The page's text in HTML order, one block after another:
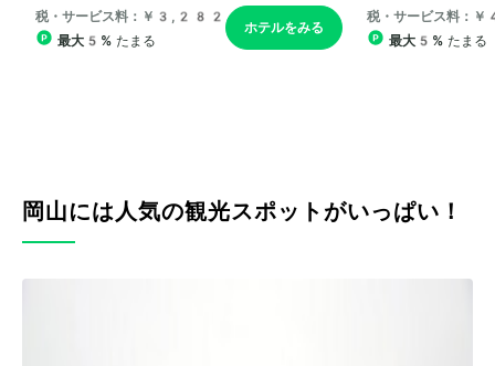
岡山には人気の観光スポットがいっぱい！